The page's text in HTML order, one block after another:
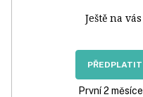
Ještě na
První 2